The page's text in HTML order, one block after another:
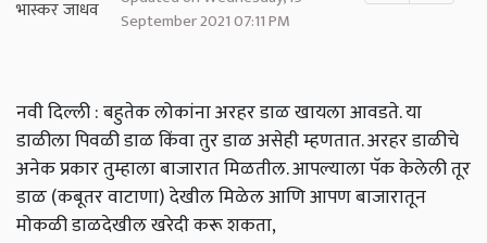
September 2021 07:11 PM
नवी दिल्ली : बहुतेक लोकांना अरहर डाळ खायला आवडते. या
डाळीला पिवळी डाळ किंवा तुर डाळ असेही म्हणतात. अरहर डाळीचे
अनेक प्रकार तुम्हाला बाजारात मिळतील. आपल्याला पॅक केलेली तूर
डाळ (कबूतर वाटाणा) देखील मिळेल आणि आपण बाजारातून
मोकळी डाळदेखील खरेदी करू शकता,